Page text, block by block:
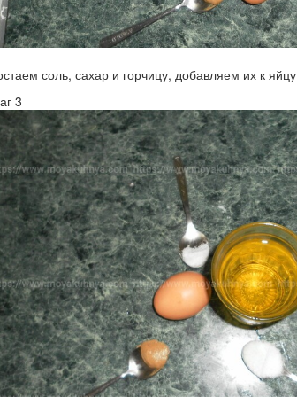
соль, сахар и горчицу, добавляем их к яйцу
3